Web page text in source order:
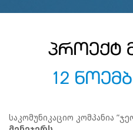
პროექტ
12
საკომუნიკაციო კომპანია